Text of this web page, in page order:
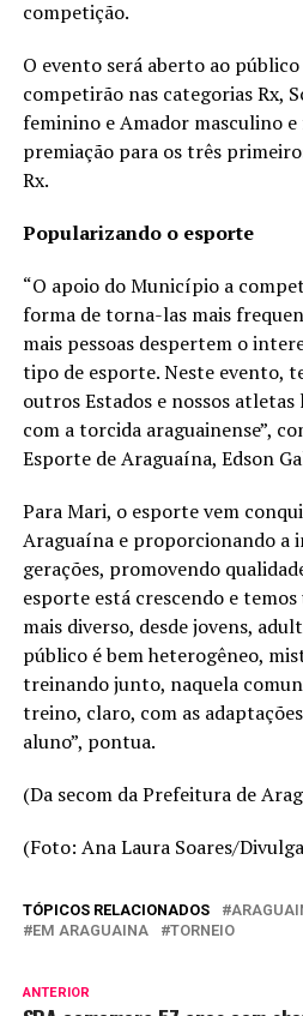
competição.
O evento será aberto ao
competirão nas categorias Rx,
feminino e Amador masculino
premiação para os três
Rx.
Popularizando o esporte
“O apoio do Município a
forma de torna-las mais
mais pessoas despertem o
tipo de esporte. Neste evento,
outros Estados e nossos
com a torcida araguainense”,
Esporte de Araguaína, Edson
Para Mari, o esporte vem
Araguaína e proporcionando a
gerações, promovendo
esporte está crescendo e
mais diverso, desde jovens,
público é bem heterogêneo,
treinando junto, naquela
treino, claro, com as
aluno”, pontua.
(Da secom da Prefeitura de
(Foto: Ana Laura Soares/
TÓPICOS RELACIONADOS
EM ARAGUAINA
TORNEIO
ANTERIOR